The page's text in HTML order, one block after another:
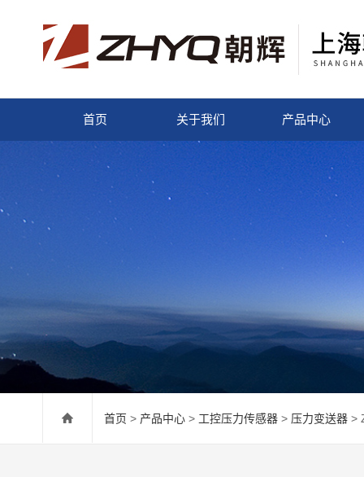
首页 关于我们 产品中心
首页 > 产品中心 > 工控压力传感器 > 压力变送器 >